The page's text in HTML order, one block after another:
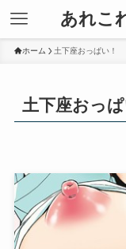
あれこ
ホーム 土下座おっぱい！
土下座おっぱ